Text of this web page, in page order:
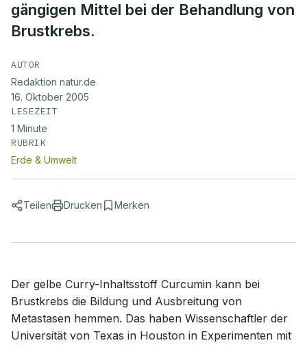
gängigen Mittel bei der Behandlung von
Brustkrebs.
AUTOR
Redaktion natur.de
16. Oktober 2005
LESEZEIT
1 Minute
RUBRIK
Erde & Umwelt
Teilen Drucken Merken
Der gelbe Curry-Inhaltsstoff Curcumin kann bei
Brustkrebs die Bildung und Ausbreitung von
Metastasen hemmen. Das haben Wissenschaftler der
Universität von Texas in Houston in Experimenten mit